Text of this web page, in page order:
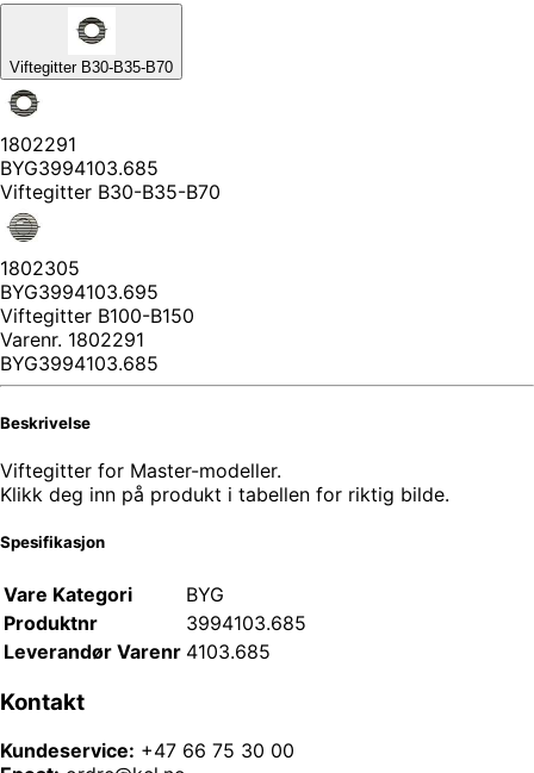
Viftegitter B30-B35-B70
1802291
BYG3994103.685
Viftegitter B30-B35-B70
1802305
BYG3994103.695
Viftegitter B100-B150
Varenr. 1802291
BYG3994103.685
Beskrivelse
Viftegitter for Master-modeller.
Klikk deg inn på produkt i tabellen for riktig bilde.
Spesifikasjon
Vare Kategori
BYG
Produktnr
3994103.685
Leverandør Varenr 4103.685
Kontakt
Kundeservice: +47 66 75 30 00